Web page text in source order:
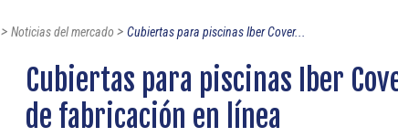
> Noticias del mercado > Cubiertas para piscinas Iber Cover...
Cubiertas para piscinas Iber
de fabricación en línea